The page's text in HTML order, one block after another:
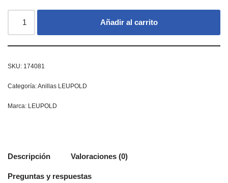
Añadir al carrito
SKU: 174081
Categoría:Anillas LEUPOLD
Marca: LEUPOLD
Descripción Valoraciones (0)
Preguntas y respuestas